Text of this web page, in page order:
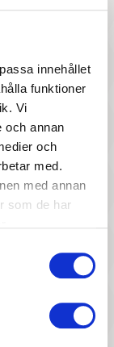
innehållet
funktioner
Vi
och annan
och
med.
med annan
som de har
Pris
227 :-